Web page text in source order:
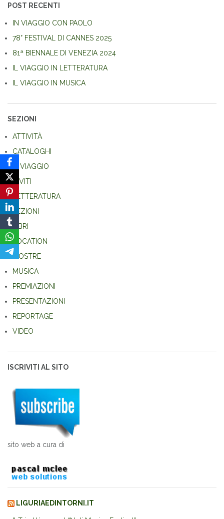
POST RECENTI
IN VIAGGIO CON PAOLO
78° FESTIVAL DI CANNES 2025
81ª BIENNALE DI VENEZIA 2024
IL VIAGGIO IN LETTERATURA
IL VIAGGIO IN MUSICA
SEZIONI
ATTIVITÀ
CATALOGHI
IL VIAGGIO
INVITI
LETTERATURA
LEZIONI
LIBRI
LOCATION
MOSTRE
MUSICA
PREMIAZIONI
PRESENTAZIONI
REPORTAGE
VIDEO
ISCRIVITI AL SITO
sito web a cura di
LIGURIAEDINTORNI.IT